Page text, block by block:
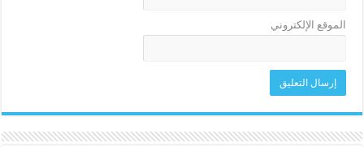
الموقع الإلكتروني